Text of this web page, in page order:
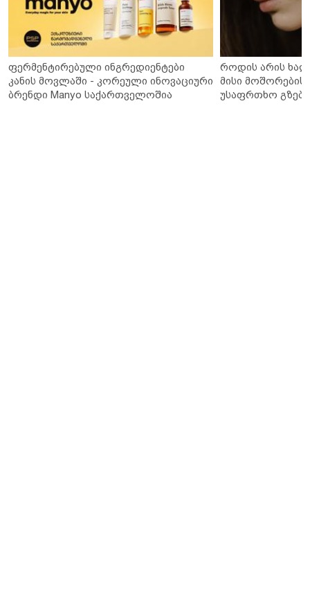
ფერმენტირებული ინგრედიენტები
კანის მოვლაში - კორეული ინოვაციური
ბრენდი Manyo საქართველოშია
როდის არის
მისი მოშორების
უსაფრთხო გზები